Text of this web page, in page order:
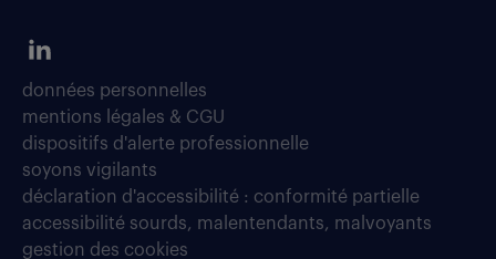
données personnelles
mentions légales & CGU
dispositifs d'alerte professionnelle
soyons vigilants
déclaration d'accessibilité : conformité partielle
accessibilité sourds, malentendants, malvoyants
gestion des cookies